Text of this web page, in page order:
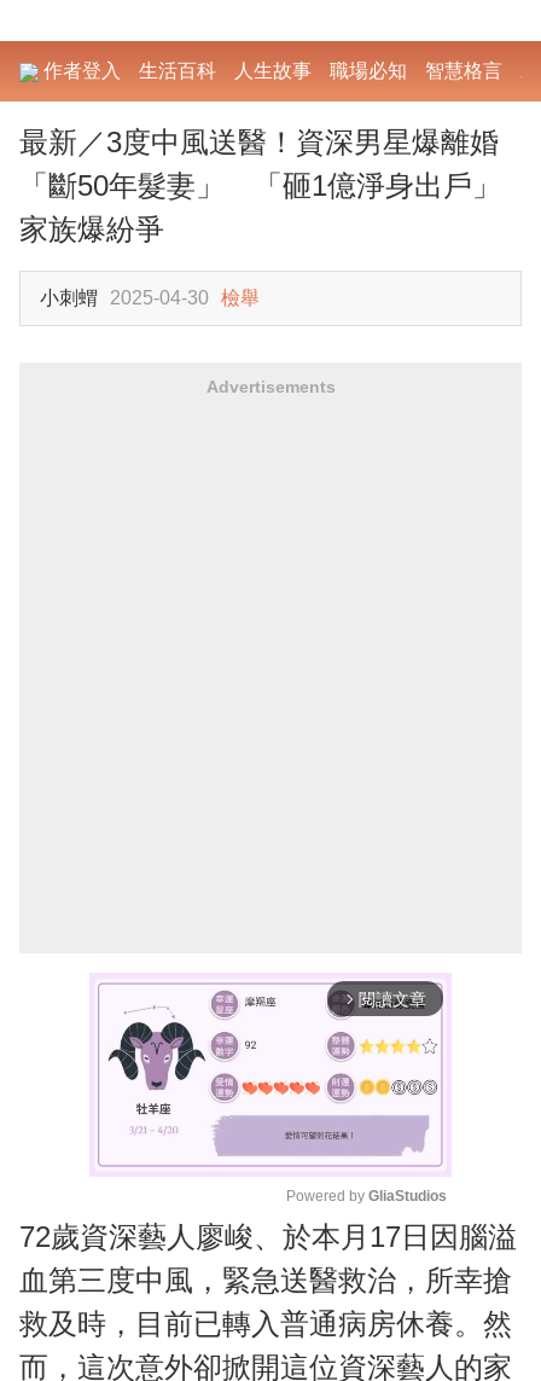
作者登入 生活百科 人生故事 職場必知 智慧格言
最新／3度中風送醫！資深男星爆離婚
「斷50年髮妻」 「砸1億淨身出戶」
家族爆紛爭
小刺蝟 2025-04-30 檢舉
Advertisements
arrow_forward_ios 閱讀文章
M
u
t
e
Powered by GliaStudios
72歲資深藝人廖峻、於本月17日因腦溢
血第三度中風，緊急送醫救治，所幸搶
救及時，目前已轉入普通病房休養。然
而，這次意外卻掀開這位資深藝人的家